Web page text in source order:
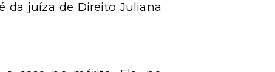
da juíza de Direito Juliana